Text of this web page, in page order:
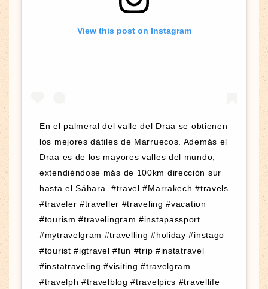
View this post on Instagram
En el palmeral del valle del Draa se obtienen
los mejores dátiles de Marruecos. Además el
Draa es de los mayores valles del mundo,
extendiéndose más de 100km dirección sur
hasta el Sáhara. #travel #Marrakech #travels
#traveler #traveller #traveling #vacation
#tourism #travelingram #instapassport
#mytravelgram #travelling #holiday #instago
#tourist #igtravel #fun #trip #instatravel
#instatraveling #visiting #travelgram
#travelph #travelblog #travelpics #travellife